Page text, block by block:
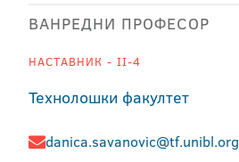
ВАНРЕДНИ ПРОФЕСОР
НАСТАВНИК - II-4
Технолошки факултет
danica.savanovic@tf.unibl.org